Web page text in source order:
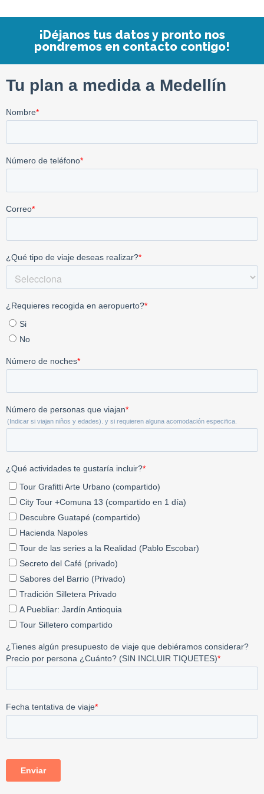
¡Déjanos tus datos y pronto nos
pondremos en contacto contigo!​